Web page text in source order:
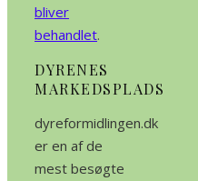
bliver
behandlet.
DYRENES
MARKEDSPLADS
dyreformidlingen.dk
er en af de
mest besøgte